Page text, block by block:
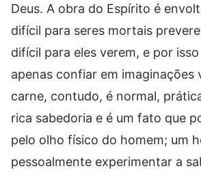
Deus. A obra do Espírito é
difícil para seres mortais
difícil para eles verem, e por
apenas confiar em imaginações
carne, contudo, é normal,
rica sabedoria e é um fato que
pelo olho físico do homem; um
pessoalmente experimentar a